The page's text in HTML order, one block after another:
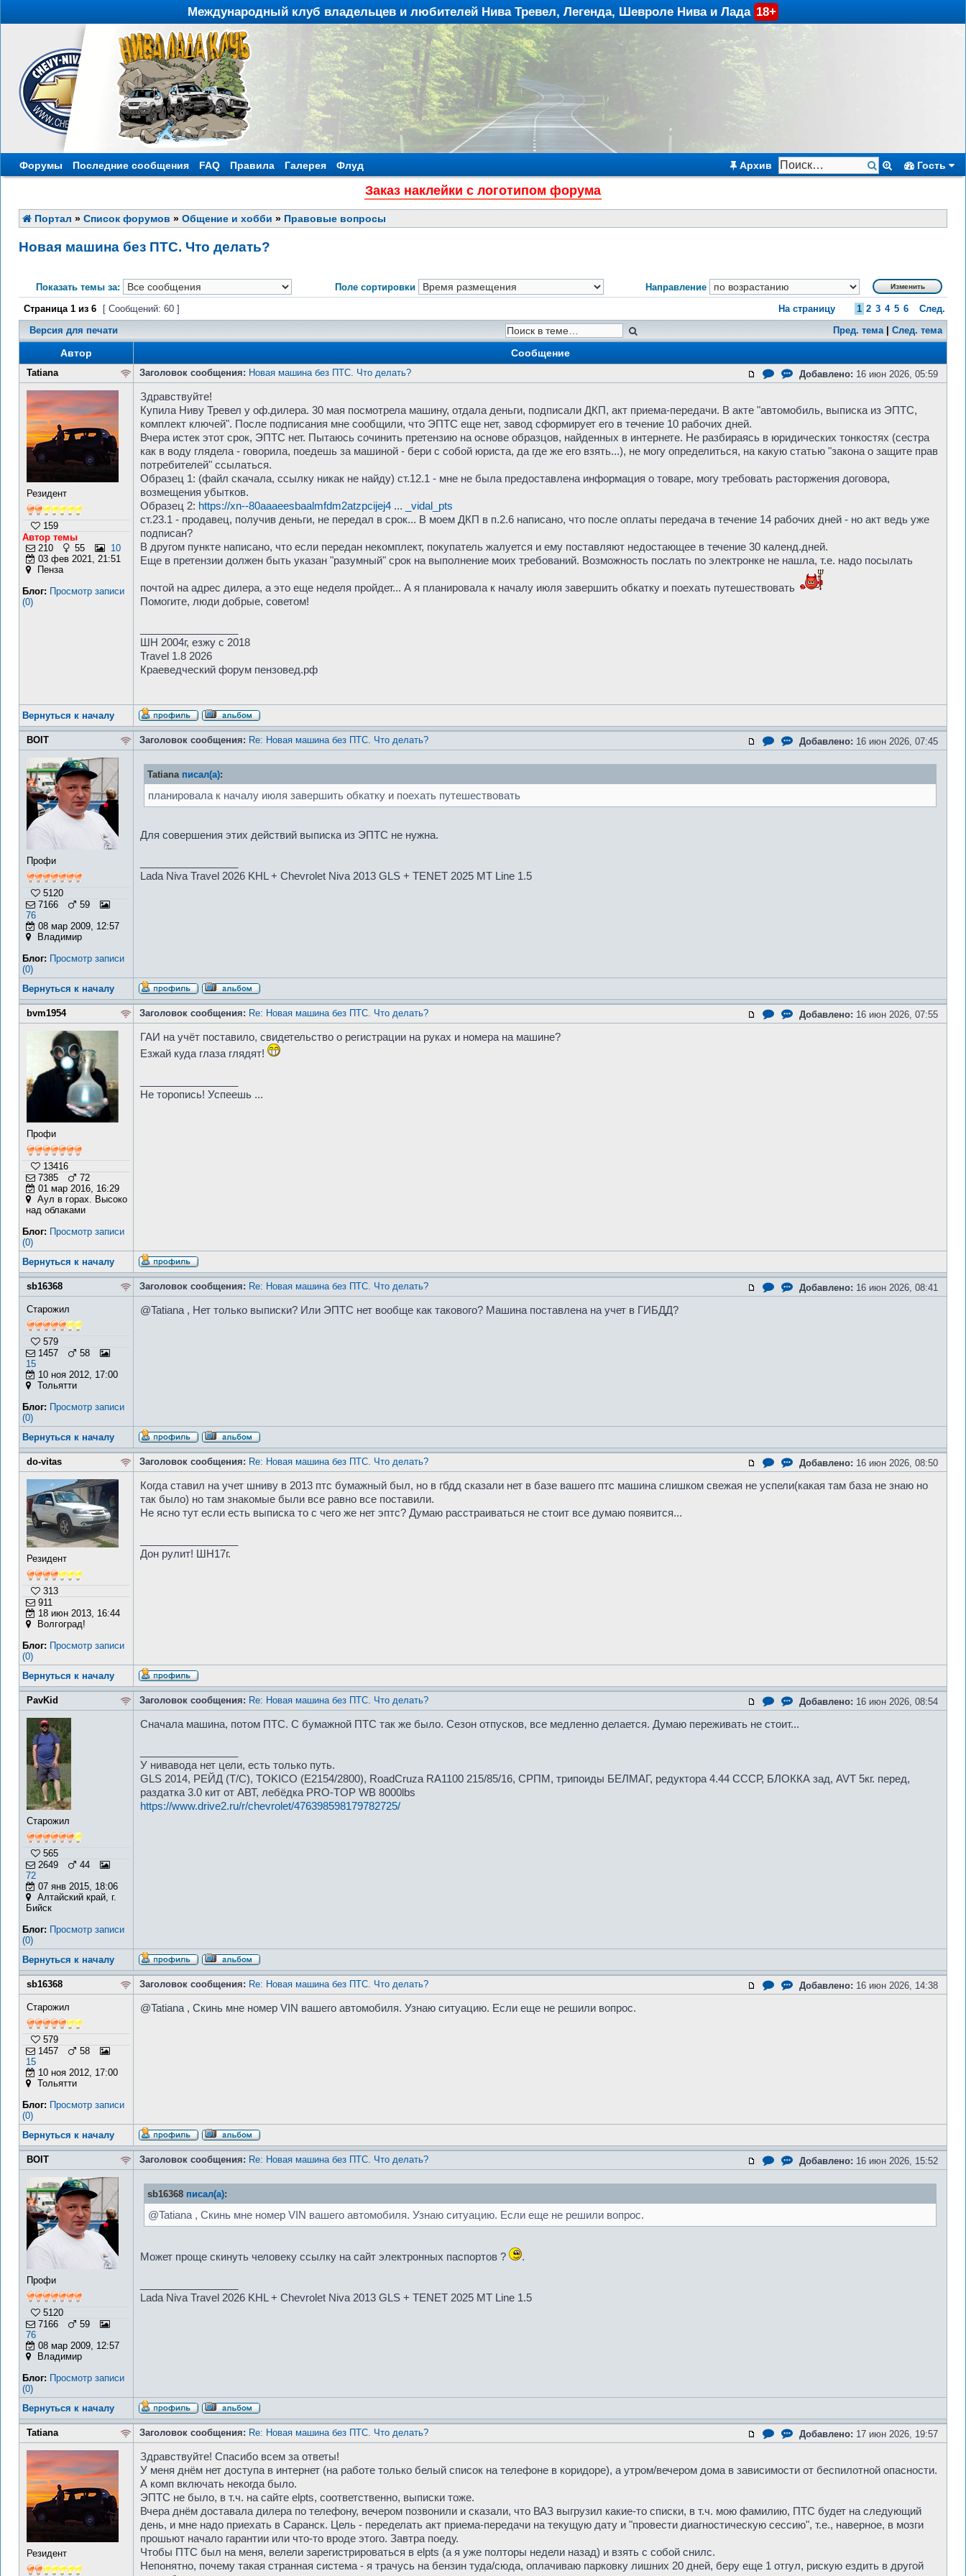
Международный клуб владельцев и любителей Нива Тревел, Легенда, Шевроле Нива и Лада 18+
Архив Гость
Форумы Последние сообщения FAQ Правила Галерея Флуд
Заказ наклейки с логотипом форума
Портал » Список форумов » Общение и хобби » Правовые вопросы
Новая машина без ПТС. Что делать?
Показать темы за: Поле сортировки
Направление
Страница 1 из 6 [ Сообщений: 60 ] На страницу 1 2 3 4 5 6
След.
Версия для печати
Пред. тема| След. тема
Автор Сообщение
Tatiana Заголовок сообщения: Новая машина без ПТС. Что делать? Добавлено: 16 июн 2026, 05:59
Резидент
159
Автор темы
210
55
10
03 фев 2021, 21:51
Пенза
Блог: Просмотр записи
(0)
Здравствуйте!
Купила Ниву Тревел у оф.дилера. 30 мая посмотрела машину, отдала деньги, подписали ДКП, акт приема-передачи. В акте "автомобиль, выписка из ЭПТС,
комплект ключей". После подписания мне сообщили, что ЭПТС еще нет, завод сформирует его в течение 10 рабочих дней.
Вчера истек этот срок, ЭПТС нет. Пытаюсь сочинить претензию на основе образцов, найденных в интернете. Не разбираясь в юридических тонкостях (сестра
как в воду глядела - говорила, поедешь за машиной - бери с собой юриста, да где же его взять...), не могу определиться, на какую статью "закона о защите прав
потребителей" ссылаться.
Образец 1: (файл скачала, ссылку никак не найду) ст.12.1 - мне не была предоставлена информация о товаре, могу требовать расторжения договора,
возмещения убытков.
Образец 2: https://xn--80aaaeesbaalmfdm2atzpcijej4 ... _vidal_pts
ст.23.1 - продавец, получив деньги, не передал в срок... В моем ДКП в п.2.6 написано, что после оплаты передача в течение 14 рабочих дней - но акт ведь уже
подписан?
В другом пункте написано, что если передан некомплект, покупатель жалуется и ему поставляют недостающее в течение 30 календ.дней.
Еще в претензии должен быть указан "разумный" срок на выполнение моих требований. Возможность послать по электронке не нашла, т.е. надо посылать
почтой на адрес дилера, а это еще неделя пройдет... А я планировала к началу июля завершить обкатку и поехать путешествовать
Помогите, люди добрые, советом!
ШН 2004г, езжу с 2018
Travel 1.8 2026
Краеведческий форум пензовед.рф
Вернуться к началу
BOIT Заголовок сообщения: Re: Новая машина без ПТС. Что делать? Добавлено: 16 июн 2026, 07:45
Профи
5120
7166
59
76
08 мар 2009, 12:57
Владимир
Блог: Просмотр записи
(0)
Tatiana писал(а):
планировала к началу июля завершить обкатку и поехать путешествовать
Для совершения этих действий выписка из ЭПТС не нужна.
Lada Niva Travel 2026 KHL + Chevrolet Niva 2013 GLS + TENET 2025 MT Line 1.5
Вернуться к началу
bvm1954 Заголовок сообщения: Re: Новая машина без ПТС. Что делать? Добавлено: 16 июн 2026, 07:55
Профи
13416
7385
72
01 мар 2016, 16:29
Аул в горах. Высоко
над облаками
Блог: Просмотр записи
(0)
ГАИ на учёт поставило, свидетельство о регистрации на руках и номера на машине?
Езжай куда глаза глядят!
Не торопись! Успеешь ...
Вернуться к началу
sb16368 Заголовок сообщения: Re: Новая машина без ПТС. Что делать? Добавлено: 16 июн 2026, 08:41
Старожил
579
1457
58
15
10 ноя 2012, 17:00
Тольятти
Блог: Просмотр записи
(0)
@Tatiana , Нет только выписки? Или ЭПТС нет вообще как такового? Машина поставлена на учет в ГИБДД?
Вернуться к началу
do-vitas Заголовок сообщения: Re: Новая машина без ПТС. Что делать? Добавлено: 16 июн 2026, 08:50
Резидент
313
911
18 июн 2013, 16:44
Волгоград!
Блог: Просмотр записи
(0)
Когда ставил на учет шниву в 2013 птс бумажный был, но в гбдд сказали нет в базе вашего птс машина слишком свежая не успели(какая там база не знаю но
так было) но там знакомые были все равно все поставили.
Не ясно тут если есть выписка то с чего же нет эптс? Думаю расстраиваться не стоит все думаю появится...
Дон рулит! ШН17г.
Вернуться к началу
PavKid Заголовок сообщения: Re: Новая машина без ПТС. Что делать? Добавлено: 16 июн 2026, 08:54
Старожил
565
2649
44
72
07 янв 2015, 18:06
Алтайский край, г.
Бийск
Блог: Просмотр записи
(0)
Сначала машина, потом ПТС. С бумажной ПТС так же было. Сезон отпусков, все медленно делается. Думаю переживать не стоит...
У нивавода нет цели, есть только путь.
GLS 2014, РЕЙД (Т/С), TOKICO (E2154/2800), RoadCruza RA1100 215/85/16, СРПМ, трипоиды БЕЛМАГ, редуктора 4.44 СССР, БЛОККА зад, AVT 5кг. перед,
раздатка 3.0 кит от АВТ, лебёдка PRO-TOP WB 8000lbs
https://www.drive2.ru/r/chevrolet/476398598179782725/
Вернуться к началу
sb16368 Заголовок сообщения: Re: Новая машина без ПТС. Что делать? Добавлено: 16 июн 2026, 14:38
Старожил
579
1457
58
15
10 ноя 2012, 17:00
Тольятти
Блог: Просмотр записи
(0)
@Tatiana , Скинь мне номер VIN вашего автомобиля. Узнаю ситуацию. Если еще не решили вопрос.
Вернуться к началу
BOIT Заголовок сообщения: Re: Новая машина без ПТС. Что делать? Добавлено: 16 июн 2026, 15:52
Профи
5120
7166
59
76
08 мар 2009, 12:57
Владимир
Блог: Просмотр записи
(0)
sb16368 писал(а):
@Tatiana , Скинь мне номер VIN вашего автомобиля. Узнаю ситуацию. Если еще не решили вопрос.
Может проще скинуть человеку ссылку на сайт электронных паспортов ? .
Lada Niva Travel 2026 KHL + Chevrolet Niva 2013 GLS + TENET 2025 MT Line 1.5
Вернуться к началу
Tatiana Заголовок сообщения: Re: Новая машина без ПТС. Что делать? Добавлено: 17 июн 2026, 19:57
Резидент
Здравствуйте! Спасибо всем за ответы!
У меня днём нет доступа в интернет (на работе только белый список на телефоне в коридоре), а утром/вечером дома в зависимости от беспилотной опасности.
А комп включать некогда было.
ЭПТС не было, в т.ч. на сайте elpts, соответственно, выписки тоже.
Вчера днём доставала дилера по телефону, вечером позвонили и сказали, что ВАЗ выгрузил какие-то списки, в т.ч. мою фамилию, ПТС будет на следующий
день, и мне надо приехать в Саранск. Цель - переделать акт приема-передачи на текущую дату и "провести диагностическую сессию", т.е., наверное, в мозги
прошьют начало гарантии или что-то вроде этого. Завтра поеду.
Чтобы ПТС был на меня, велели зарегистрироваться в elpts (а я уже полторы недели назад) и взять с собой снилс.
Непонятно, почему такая странная система - я трачусь на бензин туда/сюда, оплачиваю парковку лишних 20 дней, беру еще 1 отгул, рискую ездить в другой